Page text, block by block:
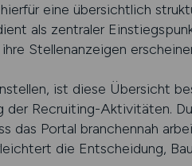
eine übersichtlich
als zentraler
Stellenanzeigen
ist diese Übersicht
der Recruiting-Aktivitäten.
das Portal branchennah
die Entscheidung,